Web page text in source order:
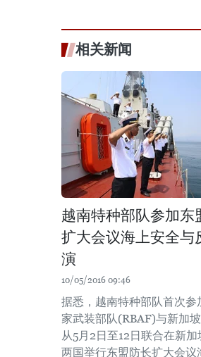
相关新闻
越南特种部队参加东
扩大会议海上安全与
演
10/05/2016 09:46
据悉，越南特种部队首次参
家武装部队(RBAF)与新加
从5月2日至12日联合在新
两国举行东盟防长扩大会议